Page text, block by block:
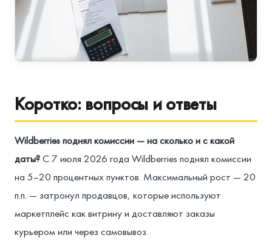
Коротко: вопросы и ответы
Wildberries поднял комиссии — на сколько и с какой
даты?С 7 июля 2026 года Wildberries поднял комиссии
на 5–20 процентных пунктов. Максимальный рост — 20
п.п. — затронул продавцов, которые используют
маркетплейс как витрину и доставляют заказы
курьером или через самовывоз.